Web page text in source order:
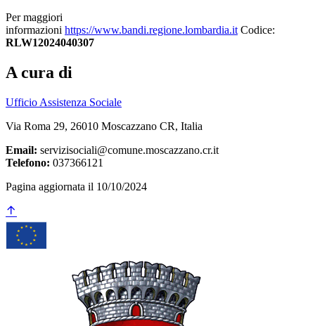
Per maggiori
informazioni https://www.bandi.regione.lombardia.it Codice:
RLW12024040307
A cura di
Ufficio Assistenza Sociale
Via Roma 29, 26010 Moscazzano CR, Italia
Email: servizisociali@comune.moscazzano.cr.it
Telefono: 037366121
Pagina aggiornata il 10/10/2024